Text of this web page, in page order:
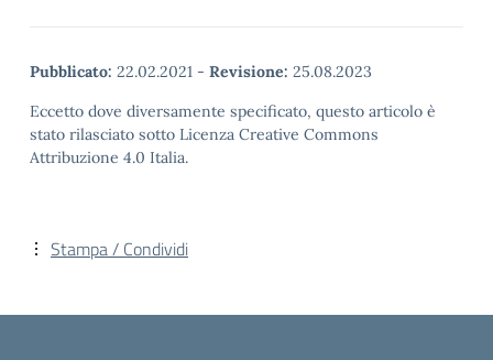
Pubblicato: 22.02.2021 - Revisione: 25.08.2023
Eccetto dove diversamente specificato, questo articolo è
stato rilasciato sotto Licenza Creative Commons
Attribuzione 4.0 Italia.
Stampa / Condividi